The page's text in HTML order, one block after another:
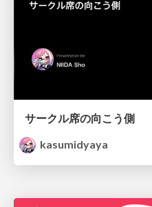
サークル席の向こう側
kasumidyaya